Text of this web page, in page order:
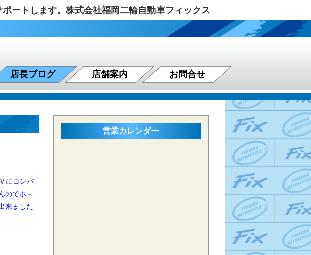
ートします。株式会社福岡二輪自動車フィックス
店長ブログ 店舗案内 お問合せ
にコンバ
のでホ－
来ました
営業カレンダー